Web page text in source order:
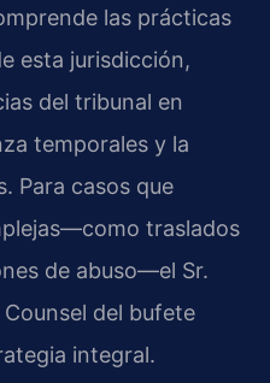
las prácticas
esta jurisdicción,
del tribunal en
temporales y la
Para casos que
traslados
de abuso—el Sr.
del bufete
integral.